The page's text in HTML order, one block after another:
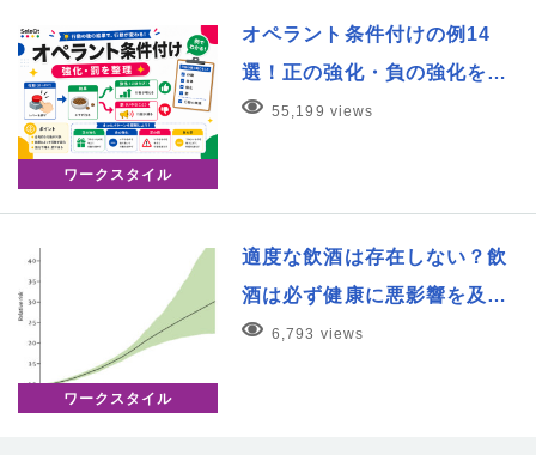
ワークスタイル
オペラント条件付けの例14
選！正の強化・負の強化を…
55,199 views
ワークスタイル
適度な飲酒は存在しない？飲
酒は必ず健康に悪影響を及…
6,793 views